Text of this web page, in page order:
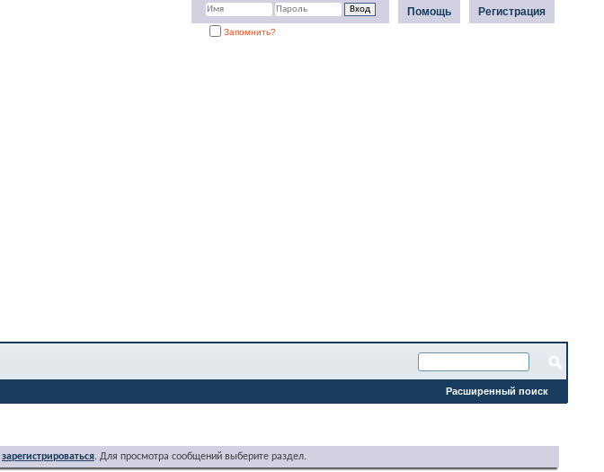
Регистрация
Помощь
Запомнить?
Расширенный поиск
зарегистрироваться. Для просмотра сообщений выберите раздел.